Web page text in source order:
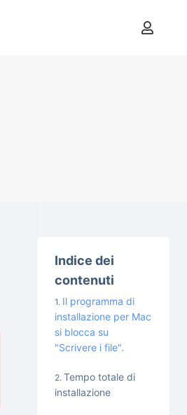
Indice dei
contenuti
Il programma di
installazione per Mac
si blocca su
"Scrivere i file".
Tempo totale di
installazione